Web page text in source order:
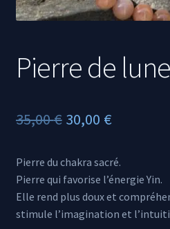
Pierre de lune
35,00€ Le
initial
était :
35,00 €.
30,00 €Le
actuel
est :
30,00 €.
Pierre du chakra sacré.
Pierre qui favorise l’énergie Yin.
Elle rend plus doux et
stimule l’imagination et